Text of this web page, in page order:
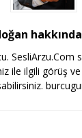
hakkında
SesliArzu.Com
ile ilgili görüş